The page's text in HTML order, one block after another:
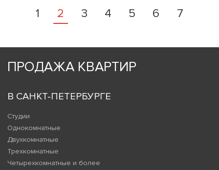
1 2 3 4 5 6 7
ПРОДАЖА КВАРТИР
В САНКТ-ПЕТЕРБУРГЕ
Студии
Однокомнатные
Двухкомнатные
Трехкомнатные
Четырехкомнатные и более